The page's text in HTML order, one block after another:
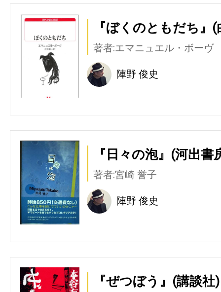
『ぼくのともだち』
著者:エマニュエル・ボーヴ
陣野 俊史
『日々の泡』(河出書
著者:宮崎 誉子
陣野 俊史
『ぜつぼう』(講談社)